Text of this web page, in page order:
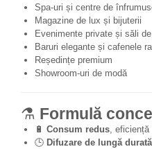
Spa-uri și centre de
Magazine de lux și bijuterii
Evenimente private și săli
Baruri elegante și cafenele
Reședințe premium
Showroom-uri de modă
⚗️ Formulă
🔋 Consum redus ,
🕒 Difuzare de lungă durată